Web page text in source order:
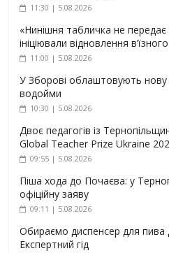
11:30 | 5.08.2026
«Нинішня табличка не передає
ініціювали відновлення
11:00 | 5.08.2026
У Зборові облаштовують нову
водойми
10:30 | 5.08.2026
Двоє педагогів із
Global Teacher Prize Ukraine
09:55 | 5.08.2026
Піша хода до Почаєва: у
офіційну заяву
09:11 | 5.08.2026
Обираємо диспенсер для
Експертний гід